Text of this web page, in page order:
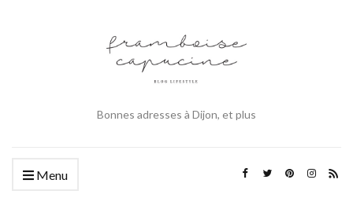
Bonnes adresses à Dijon, et plus
Menu